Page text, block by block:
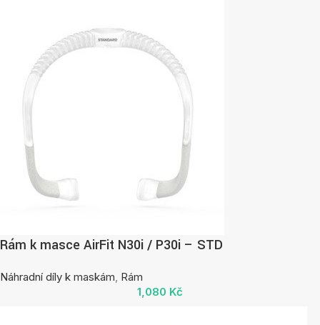
Rám k masce AirFit N30i / P30i – STD
Náhradní díly k maskám, Rám
1,080 Kč